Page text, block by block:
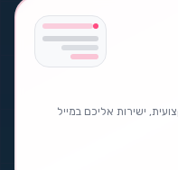
ישירות אליכם במייל